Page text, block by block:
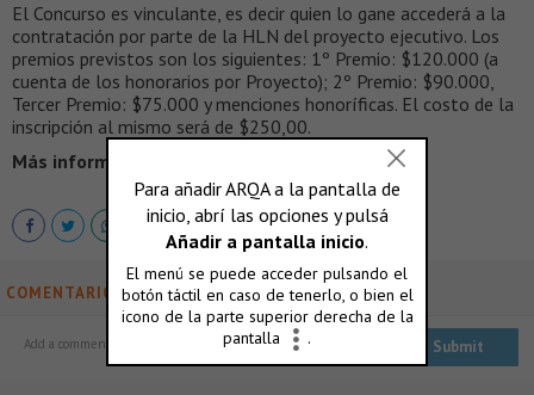
El Concurso es vinculante, es decir quien lo gane accederá a la
contratación por parte de la HLN del proyecto ejecutivo. Los
premios previstos son los siguientes: 1º Premio: $120.000 (a
cuenta de los honorarios por Proyecto); 2º Premio: $90.000,
Tercer Premio: $75.000 y menciones honoríficas. El costo de la
inscripción al mismo será de $250,00.
Más información >
COMENTARIOS